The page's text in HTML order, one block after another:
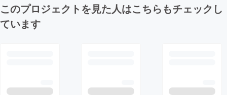
このプロジェクトを見た人はこちらもチェックし
ています